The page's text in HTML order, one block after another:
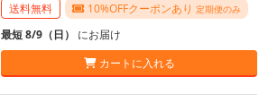
送料無料 10%OFFクーポンあり 定期便のみ
最短 8/9（日） にお届け
カートに入れる